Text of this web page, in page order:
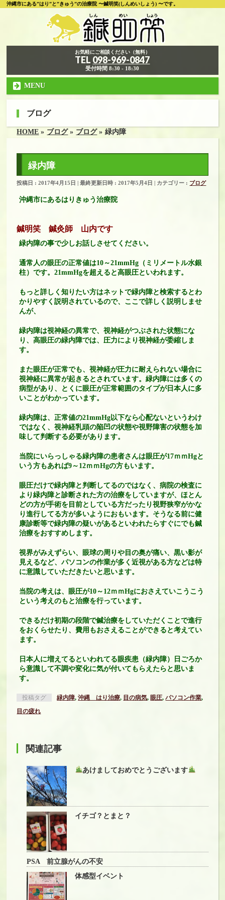
沖縄市にある”はり”と”きゅう”の治療院 〜鍼明笑(しんめいしょう) 〜です。
お気軽にご相談ください（無料）
TEL 098-969-0847
受付時間 8:30 - 18:30
MENU
ブログ
HOME » ブログ» ブログ» 緑内障
緑内障
投稿日 : 2017年4月15日 最終更新日時 : 2017年5月4日 カテゴリー : ブログ
沖縄市にあるはりきゅう治療院
鍼明笑 鍼灸師 山内です
緑内障の事で少しお話しさせてください。
通常人の眼圧の正常値は10～21mmHg（ミリメートル水銀
柱）です。21mmHgを超えると高眼圧といわれます。
もっと詳しく知りたい方はネットで緑内障と検索するとわ
かりやすく説明されているので、ここで詳しく説明しませ
んが、
緑内障は視神経の異常で、視神経がつぶされた状態にな
り、高眼圧の緑内障では、圧力により視神経が委縮しま
す。
また眼圧が正常でも、視神経が圧力に耐えられない場合に
視神経に異常が起きるとされています。緑内障には多くの
病型があり、とくに眼圧が正常範囲のタイプが日本人に多
いことがわかっています。
緑内障は、正常値の21mmHg以下なら心配ないというわけ
ではなく、視神経乳頭の陥凹の状態や視野障害の状態を加
味して判断する必要があります。
当院にいらっしゃる緑内障の患者さんは眼圧が17ｍｍHgと
いう方もあれば9～12ｍｍHgの方もいます。
眼圧だけで緑内障と判断してるのではなく、病院の検査に
より緑内障と診断された方の治療をしていますが、ほとん
どの方が手術を目前としている方だったり視野狭窄がかな
り進行してる方が多いようにおもいます。そうなる前に健
康診断等で緑内障の疑いがあるといわれたらすぐにでも鍼
治療をおすすめします。
視界がみえずらい、眼球の周りや目の奥が痛い、黒い影が
見えるなど、パソコンの作業が多く近視がある方などは特
に意識していただきたいと思います。
当院の考えは、眼圧が10～12ｍｍHgにおさえていこうこう
という考えのもと治療を行っています。
できるだけ初期の段階で鍼治療をしていただくことで進行
をおくらせたり、費用もおさえることができると考えてい
ます。
日本人に増えてるといわれてる眼疾患（緑内障）日ごろか
ら意識して不調や変化に気が付いてもらえたらと思いま
す。
投稿タグ 緑内障,沖縄 はり治療, 目の病気, 眼圧,パソコン作業,
目の疲れ
関連記事
あけましておめでとうございます
イチゴ？とまと？
PSA 前立腺がんの不安
体感型イベント